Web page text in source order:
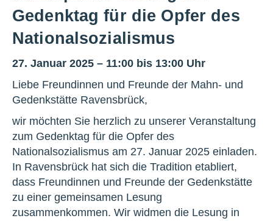
Gedenktag für die Opfer des
Nationalsozialismus
27. Januar 2025 – 11:00 bis 13:00 Uhr
Liebe Freundinnen und Freunde der Mahn- und
Gedenkstätte Ravensbrück,
wir möchten Sie herzlich zu unserer Veranstaltung
zum Gedenktag für die Opfer des
Nationalsozialismus am 27. Januar 2025 einladen.
In Ravensbrück hat sich die Tradition etabliert,
dass Freundinnen und Freunde der Gedenkstätte
zu einer gemeinsamen Lesung
zusammenkommen. Wir widmen die Lesung in